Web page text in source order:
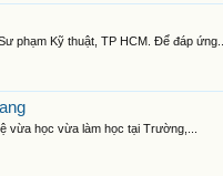
phạm Kỹ thuật, TP HCM. Để đáp ứng...
vừa học vừa làm học tại Trường,...